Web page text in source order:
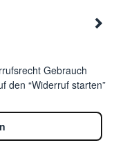
Gebrauch
den “Widerruf starten”